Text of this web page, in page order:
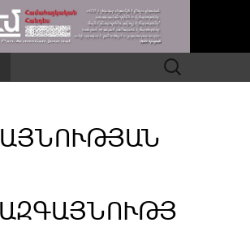
Որոնել՝